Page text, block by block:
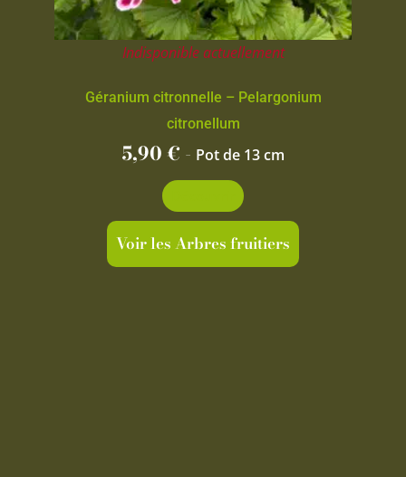
Indisponible actuellement
Géranium citronnelle – Pelargonium
citronellum
5,90€ - Pot de 13 cm
Voir les Arbres fruitiers